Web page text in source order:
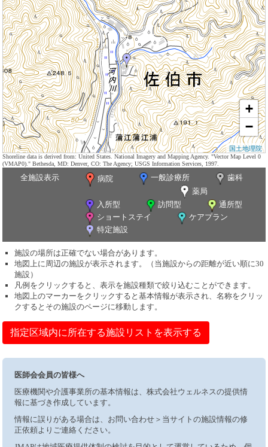
+
−
国土地理院
Shoreline data is derived from: United States. National Imagery and Mapping Agency. "Vector Map Level 0
(VMAP0)." Bethesda, MD: Denver, CO: The Agency; USGS Information Services, 1997.
全施設表示 病院 一般診療所
歯科
薬局
入所型
訪問型
通所型
ショートステイ
ケアプラン
特定施設
施設の場所は正確でない場合があります。
地図上に周辺の施設が表示されます。（当施設からの距離が近い順に30
施設）
凡例をクリックすると、表示を施設種類で絞り込むことができます。
地図上のマーカーをクリックすると基本情報が表示され、名称をクリッ
クするとその施設のページに移動します。
指定区域内に所在する施設リストを表示する
医師会会員の皆様へ
医療機関や介護事業所の基本情報は、株式会社ウェルネスの提供情
報に基づき作成しています。
情報に誤りがある場合は、お問い合わせ＞当サイトの施設情報の修
正依頼よりご連絡ください。